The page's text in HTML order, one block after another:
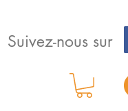
Suivez-nous sur